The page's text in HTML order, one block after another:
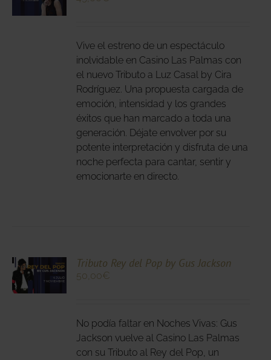
Vive el estreno de un espectáculo
inolvidable en Casino Las Palmas con
el nuevo Tributo a Luz Casal by Cira
Rodríguez. Una propuesta cargada de
emoción, intensidad y los grandes
éxitos que han marcado a toda una
generación. Déjate envolver por su
potente interpretación y disfruta de una
noche perfecta para cantar, sentir y
emocionarte en directo.
Tributo Rey del Pop by Gus Jackson
50,00€
No podía faltar en Noches Vivas: Gus
Jackson vuelve al Casino Las Palmas
con su Tributo al Rey del Pop, un